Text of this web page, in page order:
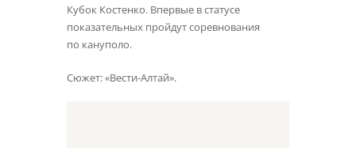
Кубок Костенко. Впервые в статусе
показательных пройдут соревнования
по кануполо.
Сюжет: «Вести-Алтай».